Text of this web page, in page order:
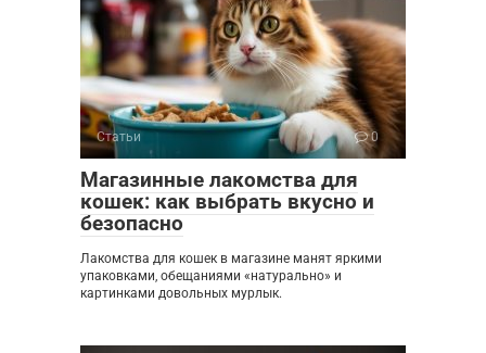
Статьи 0
Магазинные лакомства для
кошек: как выбрать вкусно и
безопасно
Лакомства для кошек в магазине манят яркими
упаковками, обещаниями «натурально» и
картинками довольных мурлык.